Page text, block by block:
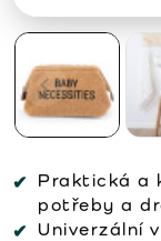
Praktická a
potřeby a
Univerzální